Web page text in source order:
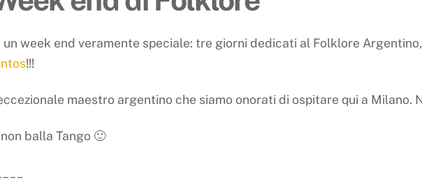
week end veramente speciale: tre giorni dedicati al Folklore
!!!
maestro argentino che siamo onorati di ospitare qui a Milano.
balla Tango 🙂